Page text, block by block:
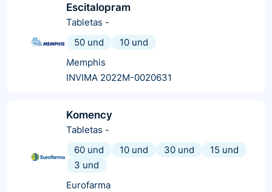
Escitalopram
Tabletas -
50 und
10 und
Memphis
INVIMA 2022M-0020631
Komency
Tabletas -
60 und
10 und 30 und
15 und
3 und
Eurofarma